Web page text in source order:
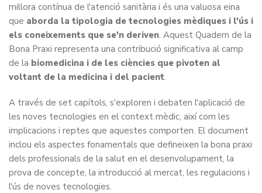
millora contínua de l'atenció sanitària i és una valuosa eina
que aborda la tipologia de tecnologies mèdiques i l'ús i
els coneixements que se'n deriven. Aquest Quadern de la
Bona Praxi representa una contribució significativa al camp
de la biomedicina i de les ciències que pivoten al
voltant de la medicina i del pacient.
A través de set capítols, s'exploren i debaten l'aplicació de
les noves tecnologies en el context mèdic, així com les
implicacions i reptes que aquestes comporten. El document
inclou els aspectes fonamentals que defineixen la bona praxi
dels professionals de la salut en el desenvolupament, la
prova de concepte, la introducció al mercat, les regulacions i
l'ús de noves tecnologies.